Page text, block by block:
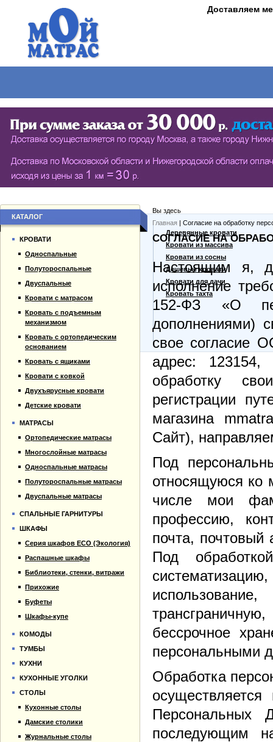
Доставляем
СЕРИЯ ШКАФОВ ECO (ЭКОЛОГИЯ)
РАСПАШНЫЕ ШКАФЫ
БИБЛИОТЕКИ, СТЕНКИ, ВИТРАЖИ
БУФЕТЫ
Вы здесь
Главная | Согласие на обработку
СОГЛАСИЕ НА
Настоящим я,
исполнение
152-ФЗ «О
дополнениями)
свое согласие
адрес:
обработку
регистрации
магазина
Сайт),
Под
относящуюся ко
числе мои
профессию,
почта,
Под
бессрочное
персональными
Обработка
Персональных
последующим
КАТАЛОГ
КРОВАТИ
Односпальные
Полутороспальные
Двуспальные
Кровати с матрасом
Кровать с подъемным
механизмом
Кровать с ортопедическим
основанием
Кровать с ящиками
Кровати с ковкой
Двухъярусные кровати
Детские кровати
МАТРАСЫ
Ортопедические матрасы
Многослойные матрасы
Односпальные матрасы
Полутороспальные матрасы
Двуспальные матрасы
СПАЛЬНЫЕ ГАРНИТУРЫ
ШКАФЫ
Серия шкафов ECO (Экология)
Распашные шкафы
Библиотеки, стенки, витражи
Прихожие
Буфеты
Шкафы-купе
КОМОДЫ
ТУМБЫ
КУХНИ
КУХОННЫЕ УГОЛКИ
СТОЛЫ
Кухонные столы
Дамские столики
Журнальные столы
Гарантии
Оплата и доставка
Прайс-лист
Контакты
Деревянные кровати
Кровати из массива
Кровати из сосны
Дешевые кровати
Кровати для дачи
Кровать тахта